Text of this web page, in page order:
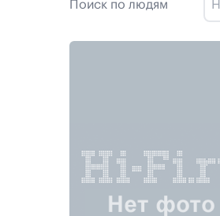
Поиск по людям